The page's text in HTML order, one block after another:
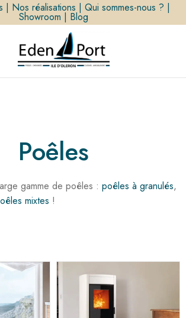
| Nos réalisations | Qui sommes-nous ? |
Showroom | Blog
Poêles
gamme de poêles : poêles à granulés,
mixtes !